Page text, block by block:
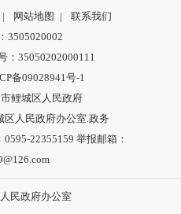
| 网站地图 |
联系我们
3505020002
：35050202000111
备09028941号-1
鲤城区人民政府
区人民政府办公室.政务
22355159 举报邮箱：
民政府办公室